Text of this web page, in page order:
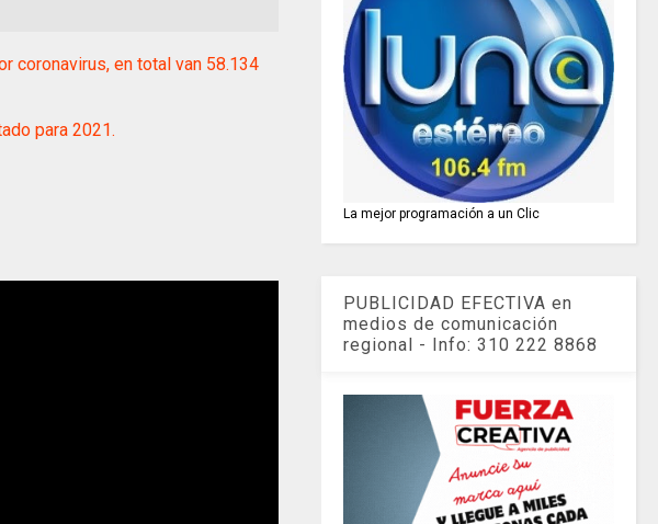
coronavirus, en total van 58.134
para 2021.
La mejor programación a un Clic
PUBLICIDAD EFECTIVA en
medios de comunicación
regional - Info: 310 222 8868